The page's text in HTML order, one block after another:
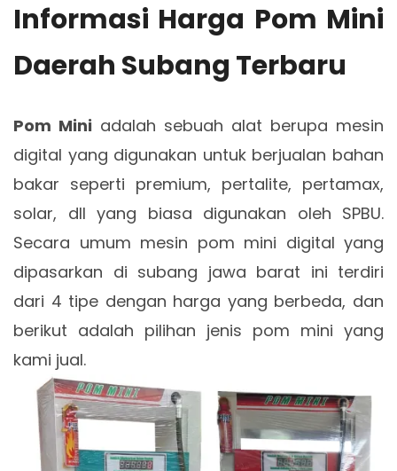
Informasi Harga Pom Mini
Daerah Subang Terbaru
Pom Mini adalah sebuah alat berupa mesin
digital yang digunakan untuk berjualan bahan
bakar seperti premium, pertalite, pertamax,
solar, dll yang biasa digunakan oleh SPBU.
Secara umum mesin pom mini digital yang
dipasarkan di subang jawa barat ini terdiri
dari 4 tipe dengan harga yang berbeda, dan
berikut adalah pilihan jenis pom mini yang
kami jual.